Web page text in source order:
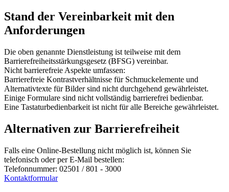
Stand der Vereinbarkeit mit den
Anforderungen
Die oben genannte Dienstleistung ist teilweise mit dem
Barrierefreiheitsstärkungsgesetz (BFSG) vereinbar.
Nicht barrierefreie Aspekte umfassen:
Barrierefreie Kontrastverhältnisse für Schmuckelemente und
Alternativtexte für Bilder sind nicht durchgehend gewährleistet.
Einige Formulare sind nicht vollständig barrierefrei bedienbar.
Eine Tastaturbedienbarkeit ist nicht für alle Bereiche gewährleistet.
Alternativen zur Barrierefreiheit
Falls eine Online-Bestellung nicht möglich ist, können Sie
telefonisch oder per E-Mail bestellen:
Telefonnummer: 02501 / 801 - 3000
Kontaktformular